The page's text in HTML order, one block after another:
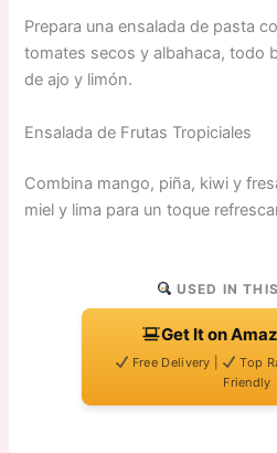
Prepara una ensalada de pasta
tomates secos y albahaca, todo
de ajo y limón.
Ensalada de Frutas Tropiciales
Combina mango, piña, kiwi y
miel y lima para un toque
USED IN
Get It on
Free Delivery | Top
Friendly